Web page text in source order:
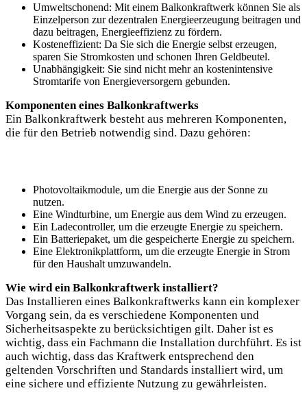
Umweltschonend: Mit einem Balkonkraftwerk können Sie als
Einzelperson zur dezentralen Energieerzeugung beitragen und
dazu beitragen, Energieeffizienz zu fördern.
Kosteneffizient: Da Sie sich die Energie selbst erzeugen,
sparen Sie Stromkosten und schonen Ihren Geldbeutel.
Unabhängigkeit: Sie sind nicht mehr an kostenintensive
Stromtarife von Energieversorgern gebunden.
Komponenten eines Balkonkraftwerks
Ein Balkonkraftwerk besteht aus mehreren Komponenten,
die für den Betrieb notwendig sind. Dazu gehören:
Photovoltaikmodule, um die Energie aus der Sonne zu
nutzen.
Eine Windturbine, um Energie aus dem Wind zu erzeugen.
Ein Ladecontroller, um die erzeugte Energie zu speichern.
Ein Batteriepaket, um die gespeicherte Energie zu speichern.
Eine Elektronikplattform, um die erzeugte Energie in Strom
für den Haushalt umzuwandeln.
Wie wird ein Balkonkraftwerk installiert?
Das Installieren eines Balkonkraftwerks kann ein komplexer
Vorgang sein, da es verschiedene Komponenten und
Sicherheitsaspekte zu berücksichtigen gilt. Daher ist es
wichtig, dass ein Fachmann die Installation durchführt. Es ist
auch wichtig, dass das Kraftwerk entsprechend den
geltenden Vorschriften und Standards installiert wird, um
eine sichere und effiziente Nutzung zu gewährleisten.